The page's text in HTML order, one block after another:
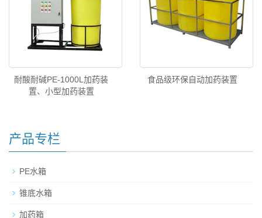
耐酸耐碱PE-1000L加药装
置、小型加药装置
食品级环保自动加药装置
产品专栏
PE水箱
锥底水箱
加药箱